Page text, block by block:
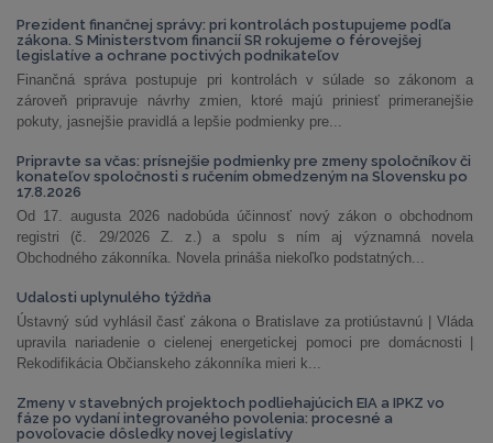
Prezident finančnej správy: pri kontrolách postupujeme podľa
zákona. S Ministerstvom financií SR rokujeme o férovejšej
legislatíve a ochrane poctivých podnikateľov
Finančná správa postupuje pri kontrolách v súlade so zákonom a
zároveň pripravuje návrhy zmien, ktoré majú priniesť primeranejšie
pokuty, jasnejšie pravidlá a lepšie podmienky pre...
Pripravte sa včas: prísnejšie podmienky pre zmeny spoločníkov či
konateľov spoločnosti s ručením obmedzeným na Slovensku po
17.8.2026
Od 17. augusta 2026 nadobúda účinnosť nový zákon o obchodnom
registri (č. 29/2026 Z. z.) a spolu s ním aj významná novela
Obchodného zákonníka. Novela prináša niekoľko podstatných...
Udalosti uplynulého týždňa
Ústavný súd vyhlásil časť zákona o Bratislave za protiústavnú | Vláda
upravila nariadenie o cielenej energetickej pomoci pre domácnosti |
Rekodifikácia Občianskeho zákonníka mieri k...
Zmeny v stavebných projektoch podliehajúcich EIA a IPKZ vo
fáze po vydaní integrovaného povolenia: procesné a
povoľovacie dôsledky novej legislatívy